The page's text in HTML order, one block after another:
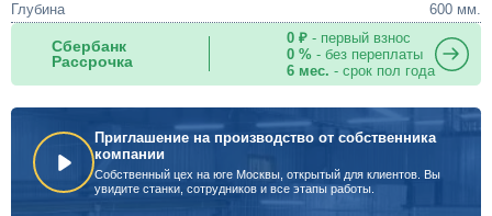
Глубина
600 мм.
Сбербанк
Рассрочка
0 ₽- первый взнос
0 %- без переплаты
6 мес. - срок пол года
Приглашение на производство от собственника
компании
Собственный цех на юге Москвы, открытый для клиентов. Вы
увидите станки, сотрудников и все этапы работы.